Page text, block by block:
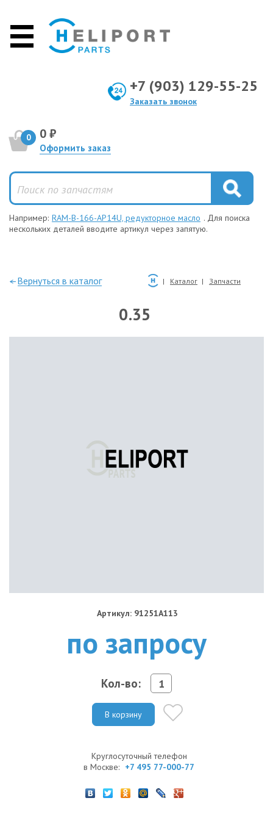
+7 (903) 129-55-25
Заказать звонок
0 0 ₽
Оформить заказ
Например: RAM-B-166-AP14U, редукторное масло . Для поиска
нескольких деталей вводите артикул через запятую.
—Вернуться в каталог Каталог Запчасти
0.35
Артикул: 91251A113
по запросу
Кол-во:
В корзину
Круглосуточный телефон
в Москве: +7 495 77-000-77